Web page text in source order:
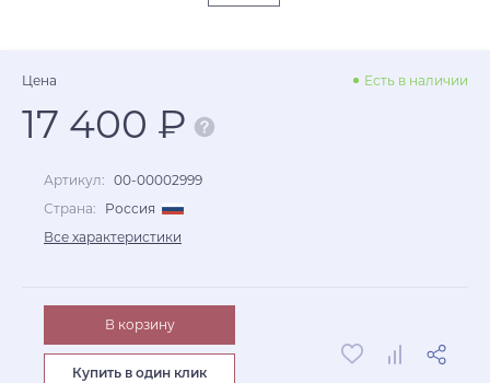
Цена Есть в наличии
17 400 ₽
Артикул: 00-00002999
Страна:
Россия
Все характеристики
В корзину
Купить в один клик